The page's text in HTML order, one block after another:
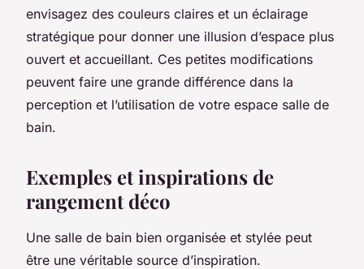
envisagez des couleurs claires et un éclairage
stratégique pour donner une illusion d’espace plus
ouvert et accueillant. Ces petites modifications
peuvent faire une grande différence dans la
perception et l’utilisation de votre espace salle de
bain.
Exemples et inspirations de
rangement déco
Une salle de bain bien organisée et stylée peut
être une véritable source d’inspiration.